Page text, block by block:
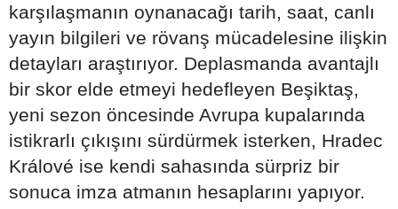
karşılaşmanın oynanacağı tarih, saat, canlı
yayın bilgileri ve rövanş mücadelesine ilişkin
detayları araştırıyor. Deplasmanda avantajlı
bir skor elde etmeyi hedefleyen Beşiktaş,
yeni sezon öncesinde Avrupa kupalarında
istikrarlı çıkışını sürdürmek isterken, Hradec
Králové ise kendi sahasında sürpriz bir
sonuca imza atmanın hesaplarını yapıyor.